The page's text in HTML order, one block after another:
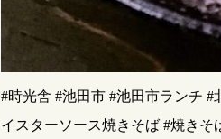
#時光舎 #池田市 #池田市ランチ
イスターソース焼きそば #焼きそ